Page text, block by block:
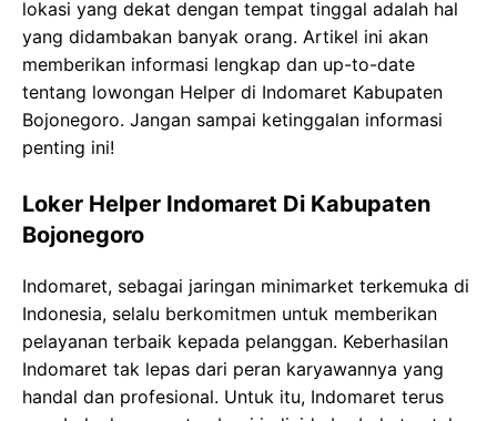
lokasi yang dekat dengan tempat tinggal adalah hal
yang didambakan banyak orang. Artikel ini akan
memberikan informasi lengkap dan up-to-date
tentang lowongan Helper di Indomaret Kabupaten
Bojonegoro. Jangan sampai ketinggalan informasi
penting ini!
Loker Helper Indomaret Di Kabupaten
Bojonegoro
Indomaret, sebagai jaringan minimarket terkemuka di
Indonesia, selalu berkomitmen untuk memberikan
pelayanan terbaik kepada pelanggan. Keberhasilan
Indomaret tak lepas dari peran karyawannya yang
handal dan profesional. Untuk itu, Indomaret terus